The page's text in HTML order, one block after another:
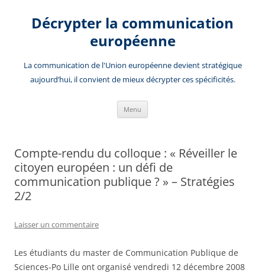
contenuDécrypter la communication
européenne
La communication de l'Union européenne devient stratégique
aujourd’hui, il convient de mieux décrypter ces spécificités.
Menu
Compte-rendu du colloque : « Réveiller le
citoyen européen : un défi de
communication publique ? » – Stratégies
2/2
Laisser un commentaire
Les étudiants du master de Communication Publique de
Sciences-Po Lille ont organisé vendredi 12 décembre 2008